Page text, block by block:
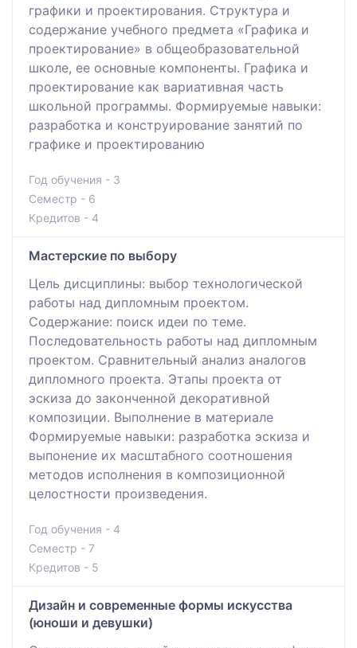
графики и проектирования. Структура и
содержание учебного предмета «Графика и
проектирование» в общеобразовательной
школе, ее основные компоненты. Графика и
проектирование как вариативная часть
школьной программы. Формируемые навыки:
разработка и конструирование занятий по
графике и проектированию
Год обучения - 3
Семестр - 6
Кредитов - 4
Мастерские по выбору
Цель дисциплины: выбор технологической
работы над дипломным проектом.
Содержание: поиск идеи по теме.
Последовательность работы над дипломным
проектом. Сравнительный анализ аналогов
дипломного проекта. Этапы проекта от
эскиза до законченной декоративной
композиции. Выполнение в материале
Формируемые навыки: разработка эскиза и
выпонение их масштабного соотношения
методов исполнения в композиционной
целостности произведения.
Год обучения - 4
Семестр - 7
Кредитов - 5
Дизайн и современные формы искусства
(юноши и девушки)